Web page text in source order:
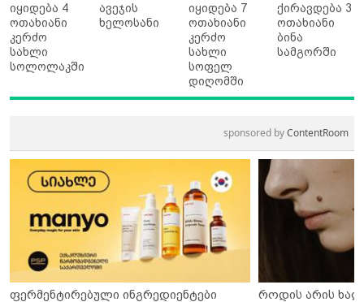
იყიდება 4
ოთახიანი
კერძო
სახლი
სოლოლაკში
ავეჯის
ხელოსანი
იყიდება 7
ოთახიანი
კერძო
სახლი
სოფელ
დიღომში
ქირავდება 3
ოთახიანი
ბინა
სამგორში
sponsored byContentRoom
ფერმენტირებული ინგრედიენტები
როდის არის